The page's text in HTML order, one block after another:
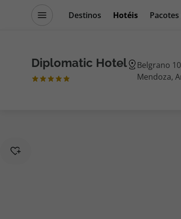
Destinos Hotéis
Diplomatic Hotel
Belgrano
Mendoza,